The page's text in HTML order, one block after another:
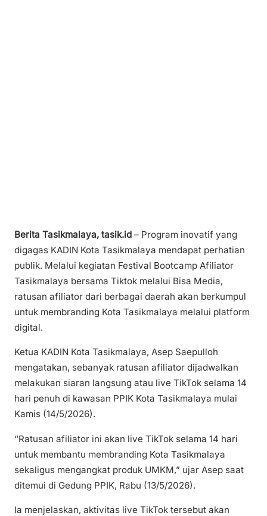
Berita Tasikmalaya, tasik.id – Program inovatif yang
digagas KADIN Kota Tasikmalaya mendapat perhatian
publik. Melalui kegiatan Festival Bootcamp Afiliator
Tasikmalaya bersama Tiktok melalui Bisa Media,
ratusan afiliator dari berbagai daerah akan berkumpul
untuk membranding Kota Tasikmalaya melalui platform
digital.
Ketua KADIN Kota Tasikmalaya, Asep Saepulloh
mengatakan, sebanyak ratusan afiliator dijadwalkan
melakukan siaran langsung atau live TikTok selama 14
hari penuh di kawasan PPIK Kota Tasikmalaya mulai
Kamis (14/5/2026).
“Ratusan afiliator ini akan live TikTok selama 14 hari
untuk membantu membranding Kota Tasikmalaya
sekaligus mengangkat produk UMKM,” ujar Asep saat
ditemui di Gedung PPIK, Rabu (13/5/2026).
Ia menjelaskan, aktivitas live TikTok tersebut akan